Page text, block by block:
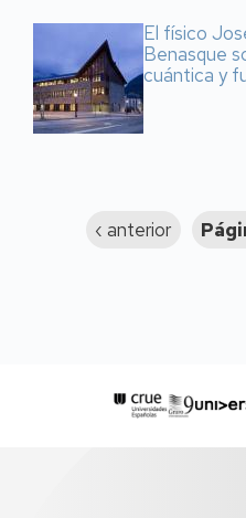
El físico
Benasque
cuántica y
Página
‹ anterior